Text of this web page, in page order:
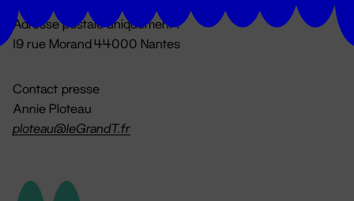
Adresse postale uniquement :
19 rue Morand 44000 Nantes
Contact presse
Annie Ploteau
ploteau@leGrandT.fr